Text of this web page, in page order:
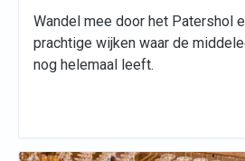
Wandel mee door het Patershol
prachtige wijken waar de
nog helemaal leeft.